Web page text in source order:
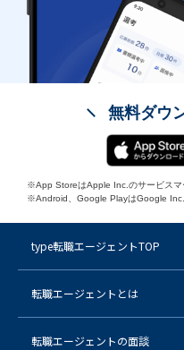
無料ダウ
※App StoreはApple Inc.のサービスマ
※Android、Google PlayはGoogle Inc.
type転職エージェントTOP
転職エージェントとは
転職エージェントの面談